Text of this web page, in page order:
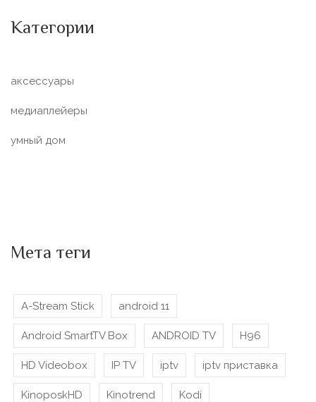
Категории
аксессуары
медиаплейеры
умный дом
Мета теги
A-Stream Stick android 11
Android SmartTV Box ANDROID TV H96
HD Videobox IP TV iptv iptv приставка
KinoposkHD Kinotrend Kodi